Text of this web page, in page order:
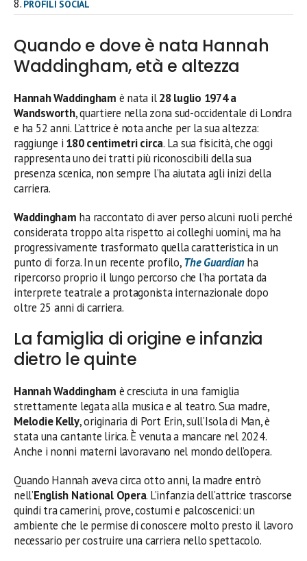
PROFILI SOCIAL
Quando e dove è nata Hannah
Waddingham, età e altezza
Hannah Waddingham è nata il28 luglio 1974 a
Wandsworth, quartiere nella zona sud-occidentale di Londra
e ha 52 anni. L’attrice è nota anche per la sua altezza:
raggiunge i 180 centimetri circa. La sua fisicità, che oggi
rappresenta uno dei tratti più riconoscibili della sua
presenza scenica, non sempre l’ha aiutata agli inizi della
carriera.
Waddingham ha raccontato di aver perso alcuni ruoli perché
considerata troppo alta rispetto ai colleghi uomini, ma ha
progressivamente trasformato quella caratteristica in un
punto di forza. In un recente profilo,The Guardianha
ripercorso proprio il lungo percorso che l’ha portata da
interprete teatrale a protagonista internazionale dopo
oltre 25 anni di carriera.
La famiglia di origine e infanzia
dietro le quinte
Hannah Waddingham è cresciuta in una famiglia
strettamente legata alla musica e al teatro. Sua madre,
Melodie Kelly, originaria di Port Erin, sull’Isola di Man, è
stata una cantante lirica. È venuta a mancare nel 2024.
Anche i nonni materni lavoravano nel mondo dell’opera.
Quando Hannah aveva circa otto anni, la madre entrò
nell’English National Opera. L’infanzia dell’attrice trascorse
quindi tra camerini, prove, costumi e palcoscenici: un
ambiente che le permise di conoscere molto presto il lavoro
necessario per costruire una carriera nello spettacolo.